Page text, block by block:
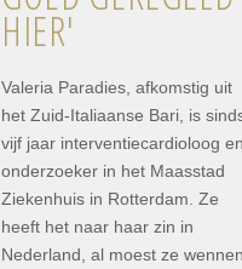
HIER'
Valeria Paradies, afkomstig uit
het Zuid-Italiaanse Bari, is
vijf jaar interventiecardioloog en
onderzoeker in het Maasstad
Ziekenhuis in Rotterdam. Ze
heeft het naar haar zin in
Nederland, al moest ze wennen